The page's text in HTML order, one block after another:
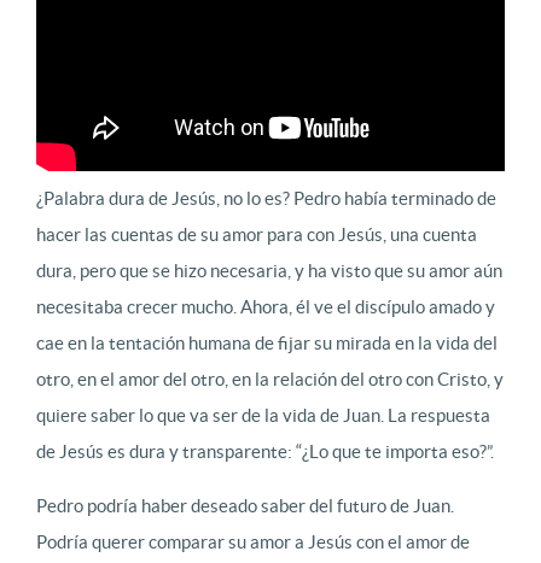
¿Palabra dura de Jesús, no lo es? Pedro había terminado de
hacer las cuentas de su amor para con Jesús, una cuenta
dura, pero que se hizo necesaria, y ha visto que su amor aún
necesitaba crecer mucho. Ahora, él ve el discípulo amado y
cae en la tentación humana de fijar su mirada en la vida del
otro, en el amor del otro, en la relación del otro con Cristo, y
quiere saber lo que va ser de la vida de Juan. La respuesta
de Jesús es dura y transparente: “¿Lo que te importa eso?”.
Pedro podría haber deseado saber del futuro de Juan.
Podría querer comparar su amor a Jesús con el amor de